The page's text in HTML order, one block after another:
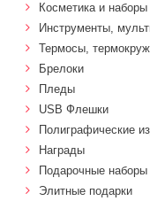
Косметика и наборы
Инструменты,
Термосы,
Брелоки
Пледы
USB Флешки
Полиграфические
Награды
Подарочные наборы
Элитные подарки